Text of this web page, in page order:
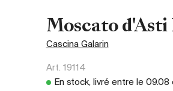
Moscato d'Asti
Cascina Galarin
Art. 19114
En stock, livré entre le 09.08